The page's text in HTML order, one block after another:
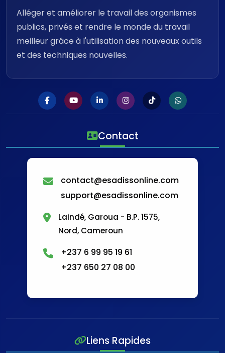
Alléger et améliorer le travail des organismes
publics, privés et rendre le monde du travail
meilleur grâce à l'utilisation des nouveaux outils
et des techniques nouvelles.
Contact
contact@esadissonline.com
support@esadissonline.com
Laindé, Garoua - B.P. 1575,
Nord, Cameroun
+237 6 99 95 19 61
+237 650 27 08 00
Liens Rapides